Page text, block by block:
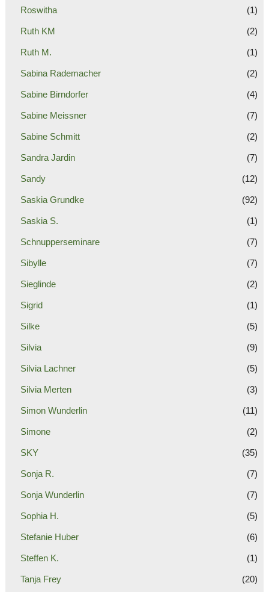
Roswitha (1)
Ruth KM (2)
Ruth M. (1)
Sabina Rademacher (2)
Sabine Birndorfer (4)
Sabine Meissner (7)
Sabine Schmitt (2)
Sandra Jardin (7)
Sandy (12)
Saskia Grundke (92)
Saskia S. (1)
Schnupperseminare (7)
Sibylle (7)
Sieglinde (2)
Sigrid (1)
Silke (5)
Silvia (9)
Silvia Lachner (5)
Silvia Merten (3)
Simon Wunderlin (11)
Simone (2)
SKY (35)
Sonja R. (7)
Sonja Wunderlin (7)
Sophia H. (5)
Stefanie Huber (6)
Steffen K. (1)
Tanja Frey (20)